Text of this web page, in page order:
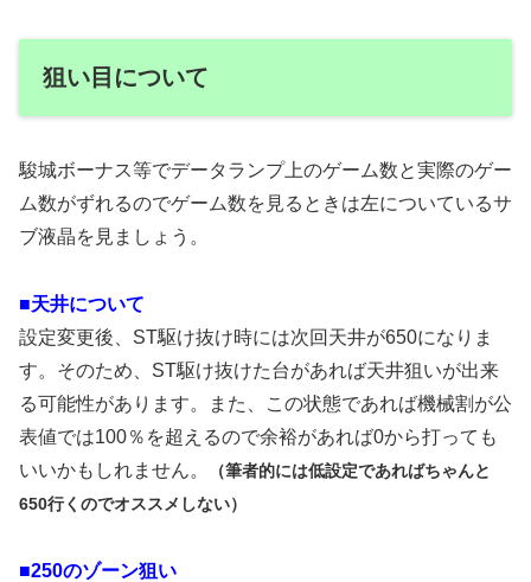
狙い目について
駿城ボーナス等でデータランプ上のゲーム数と実際のゲー
ム数がずれるのでゲーム数を見るときは左についているサ
ブ液晶を見ましょう。
■天井について
設定変更後、ST駆け抜け時には次回天井が650になりま
す。そのため、ST駆け抜けた台があれば天井狙いが出来
る可能性があります。また、この状態であれば機械割が公
表値では100％を超えるので余裕があれば0から打っても
いいかもしれません。
（筆者的には低設定であればちゃんと
650行くのでオススメしない）
■250のゾーン狙い